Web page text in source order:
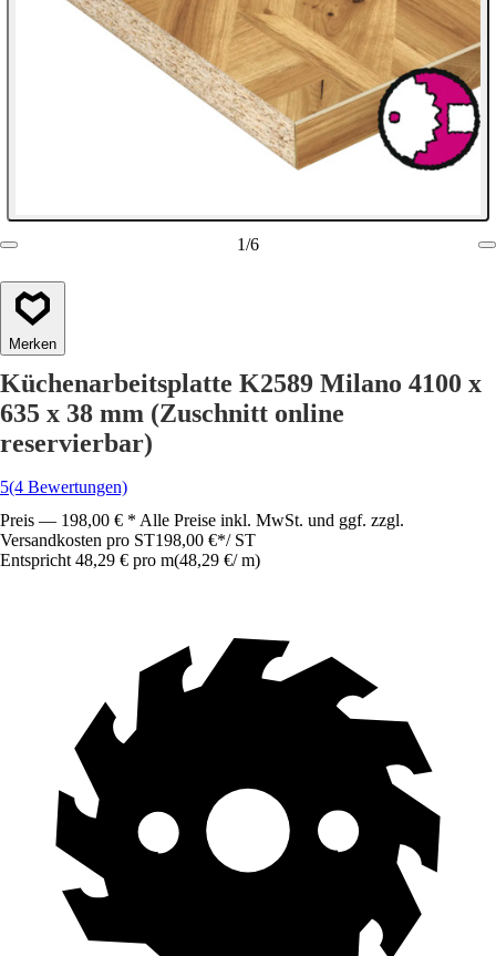
1/6
Merken
Küchenarbeitsplatte K2589 Milano 4100 x
635 x 38 mm (Zuschnitt online
reservierbar)
5(4 Bewertungen)
Preis — 198,00 € * Alle Preise inkl. MwSt. und ggf. zzgl.
Versandkosten pro ST198,00 €*/ ST
Entspricht 48,29 € pro m(48,29 €/ m)